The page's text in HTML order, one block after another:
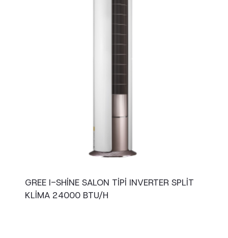
GREE I-SHINE SALON TIPI INVERTER SPLIT
KLIMA 24000 BTU/H